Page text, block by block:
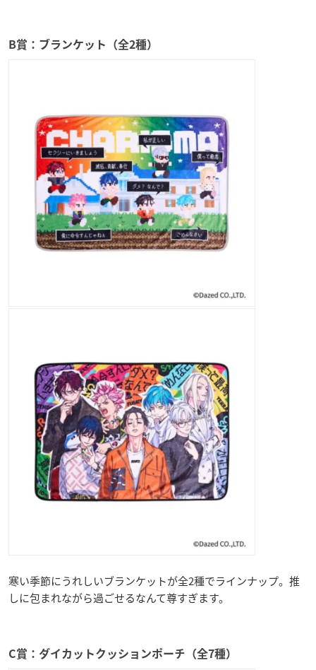
B賞：ブランケット（全2種）
寒い季節にうれしいブランケットが全2種でラインナップ。推
しに包まれながら過ごせるなんて尊すぎます。
C賞：ダイカットクッションポーチ（全7種）